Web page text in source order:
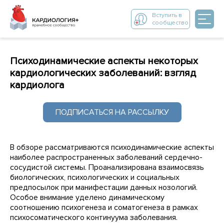
Вступить в
сообщество
Психодинамические аспекты некоторых
кардиологических заболеваний: взгляд
кардиолога
ПОДПИСАТЬСЯ НА РАССЫЛКУ
В обзоре рассматриваются психодинамические аспекты
наиболее распространенных заболеваний сердечно-
сосудистой системы. Проанализирована взаимосвязь
биологических, психологических и социальных
предпосылок при манифестации данных нозологий.
Особое внимание уделено динамическому
соотношению психогенеза и соматогенеза в рамках
психосоматического континуума заболевания.